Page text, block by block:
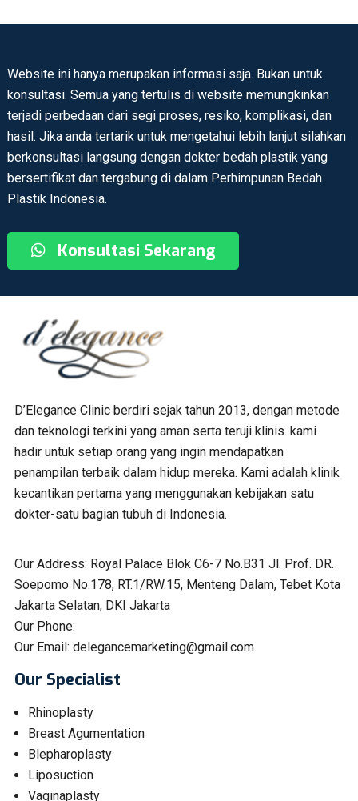
Website ini hanya merupakan informasi saja. Bukan untuk
konsultasi. Semua yang tertulis di website memungkinkan
terjadi perbedaan dari segi proses, resiko, komplikasi, dan
hasil. Jika anda tertarik untuk mengetahui lebih lanjut silahkan
berkonsultasi langsung dengan dokter bedah plastik yang
bersertifikat dan tergabung di dalam Perhimpunan Bedah
Plastik Indonesia.
Konsultasi Sekarang
D’Elegance Clinic berdiri sejak tahun 2013, dengan metode
dan teknologi terkini yang aman serta teruji klinis. kami
hadir untuk setiap orang yang ingin mendapatkan
penampilan terbaik dalam hidup mereka. Kami adalah klinik
kecantikan pertama yang menggunakan kebijakan satu
dokter-satu bagian tubuh di Indonesia.
Our Address: Royal Palace Blok C6-7 No.B31 Jl. Prof. DR.
Soepomo No.178, RT.1/RW.15, Menteng Dalam, Tebet Kota
Jakarta Selatan, DKI Jakarta
Our Phone:
Our Email: delegancemarketing@gmail.com
Our Specialist
Rhinoplasty
Breast Agumentation
Blepharoplasty
Liposuction
Vaginaplasty